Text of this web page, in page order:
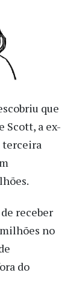
que
Scott, a ex-
terceira
receber
no
do